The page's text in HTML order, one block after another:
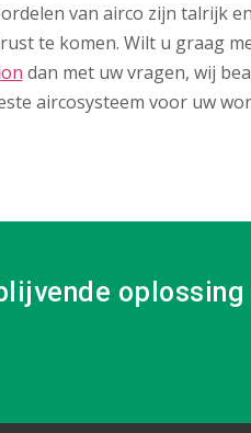
van airco zijn talrijk
te komen. Wilt u graag
dan met uw vragen, wij
aircosysteem voor uw